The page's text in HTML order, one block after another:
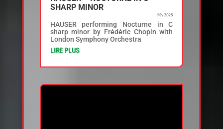
SHARP MINOR
Fév 2025
HAUSER performing Nocturne in C
sharp minor by Frédéric Chopin with
London Symphony Orchestra
LIRE PLUS